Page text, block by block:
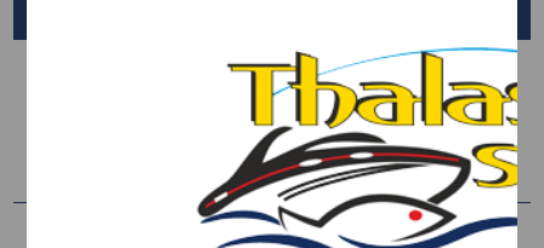
Καταδυτικός εξοπλισμός / ΦΑΚΟΙ ΚΑΤΑΔΥΣΗΣ